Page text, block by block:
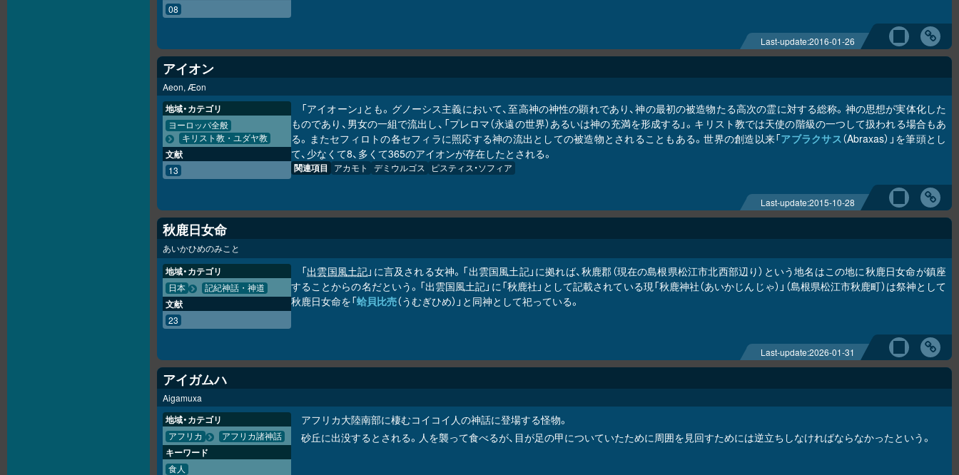
08
Last-update:2016-01-26
アイオン
Aeon, Æon
「アイオーン」とも。グノーシス主義において、至高神の神性の顕れであり、神の最初の被造物たる高次の霊に対する総称。神の思想が実体化した
ものであり、男女の一組で流出し、「プレロマ（永遠の世界）あるいは神の充満を形成する」。キリスト教では天使の階級の一つして扱われる場合もあ
る。またセフィロトの各セフィラに照応する神の流出としての被造物とされることもある。世界の創造以来「アブラクサス（Abraxas）」を筆頭とし
て、少なくて8、多くて365のアイオンが存在したとされる。
関連項目 アカモト デミウルゴス ピスティス・ソフィア
地域・カテゴリ
ヨーロッパ全般
キリスト教・ユダヤ教
文献
13
Last-update:2015-10-28
秋鹿日女命
あいかひめのみこと
「出雲国風土記」に言及される女神。「出雲国風土記」に拠れば、秋鹿郡（現在の島根県松江市北西部辺り）という地名はこの地に秋鹿日女命が鎮座
することからの名だという。「出雲国風土記」に「秋鹿社」として記載されている現「秋鹿神社（あいかじんじゃ）」（島根県松江市秋鹿町）は祭神として
秋鹿日女命を「蛤貝比売（うむぎひめ）」と同神として祀っている。
地域・カテゴリ
日本 記紀神話・神道
文献
23
Last-update:2026-01-31
アイガムハ
Aigamuxa
アフリカ大陸南部に棲むコイコイ人の神話に登場する怪物。
砂丘に出没するとされる。人を襲って食べるが、目が足の甲についていたために周囲を見回すためには逆立ちしなければならなかったという。
地域・カテゴリ
アフリカ アフリカ諸神話
キーワード
食人